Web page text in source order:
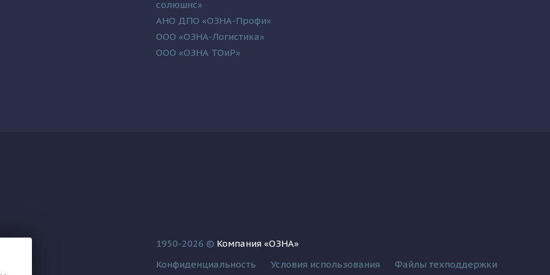
солюшнс»
АНО ДПО «ОЗНА-Профи»
ООО «ОЗНА-Логистика»
ООО «ОЗНА ТОиР»
1950-2026 © Компания «ОЗНА»
Конфиденциальность
Условия использования Файлы техподдержки